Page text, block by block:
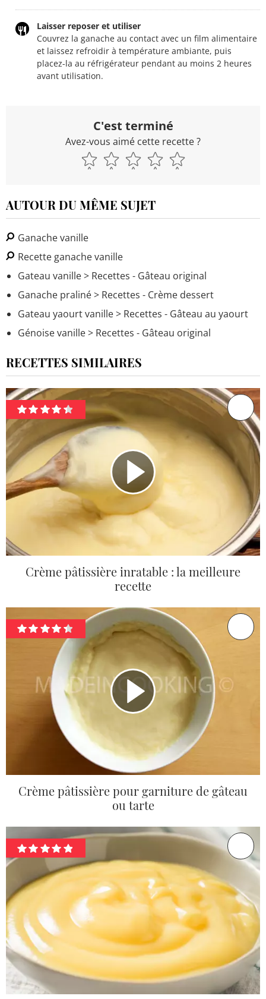
Laisser reposer et utiliser
Couvrez la ganache au contact avec un film alimentaire
et laissez refroidir à température ambiante, puis
placez-la au réfrigérateur pendant au moins 2 heures
avant utilisation.
C'est terminé
Avez-vous aimé cette recette ?
AUTOUR DU MÊME SUJET
Ganache vanille
Recette ganache vanille
Gateau vanille> Recettes - Gâteau original
Ganache praliné> Recettes - Crème dessert
Gateau yaourt vanille> Recettes - Gâteau au yaourt
Génoise vanille> Recettes - Gâteau original
RECETTES SIMILAIRES
Crème pâtissière inratable : la meilleure
recette
Crème pâtissière pour garniture de gâteau
ou tarte